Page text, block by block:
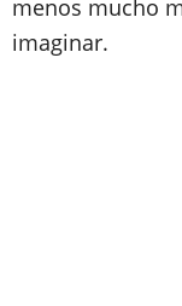
menos mucho
imaginar.